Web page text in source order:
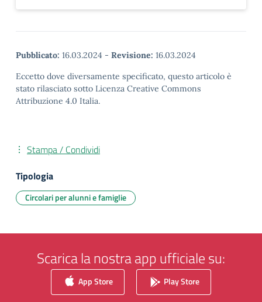
Pubblicato: 16.03.2024 - Revisione: 16.03.2024
Eccetto dove diversamente specificato, questo articolo è
stato rilasciato sotto Licenza Creative Commons
Attribuzione 4.0 Italia.
Stampa / Condividi
Tipologia
Circolari per alunni e famiglie
Scarica la nostra app ufficiale su:
App Store Play Store